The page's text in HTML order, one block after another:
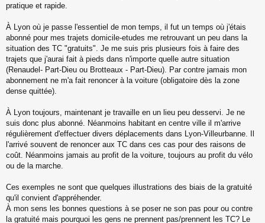
pratique et rapide.
À Lyon où je passe l'essentiel de mon temps, il fut un temps où j'étais
abonné pour mes trajets domicile-etudes me retrouvant un peu dans la
situation des TC "gratuits". Je me suis pris plusieurs fois à faire des
trajets que j'aurai fait à pieds dans n'importe quelle autre situation
(Renaudel- Part-Dieu ou Brotteaux - Part-Dieu). Par contre jamais mon
abonnement ne m'a fait renoncer à la voiture (obligatoire dès la zone
dense quittée).
À Lyon toujours, maintenant je travaille en un lieu peu desservi. Je ne
suis donc plus abonné. Néanmoins habitant en centre ville il m'arrive
régulièrement d'effectuer divers déplacements dans Lyon-Villeurbanne. Il
l'arrivé souvent de renoncer aux TC dans ces cas pour des raisons de
coût. Néanmoins jamais au profit de la voiture, toujours au profit du vélo
ou de la marche.
Ces exemples ne sont que quelques illustrations des biais de la gratuité
qu'il convient d'appréhender.
À mon sens les bonnes questions à se poser ne son pas pour ou contre
la gratuité mais pourquoi les gens ne prennent pas/prennent les TC? Le